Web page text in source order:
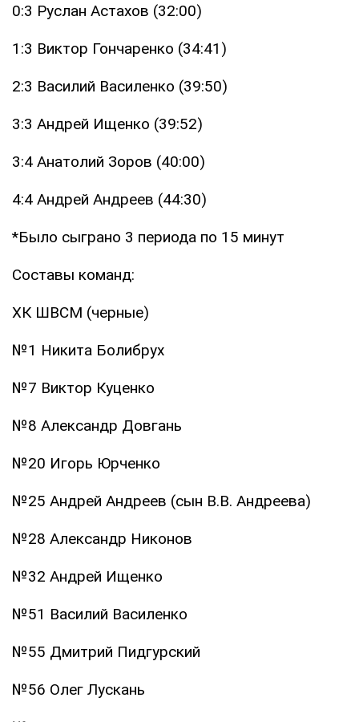
0:3 Руслан Астахов (32:00)
1:3 Виктор Гончаренко (34:41)
2:3 Василий Василенко (39:50)
3:3 Андрей Ищенко (39:52)
3:4 Анатолий Зоров (40:00)
4:4 Андрей Андреев (44:30)
*Было сыграно 3 периода по 15 минут
Составы команд:
ХК ШВСМ (черные)
№1 Никита Болибрух
№7 Виктор Куценко
№8 Александр Довгань
№20 Игорь Юрченко
№25 Андрей Андреев (сын В.В. Андреева)
№28 Александр Никонов
№32 Андрей Ищенко
№51 Василий Василенко
№55 Дмитрий Пидгурский
№56 Олег Лускань